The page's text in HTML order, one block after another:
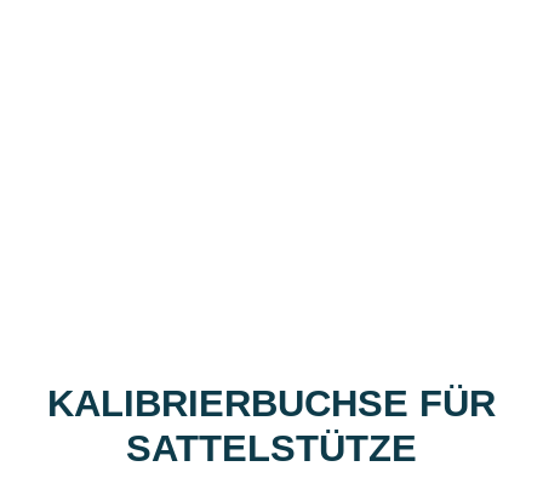
KALIBRIERBUCHSE FÜR
SATTELSTÜTZE